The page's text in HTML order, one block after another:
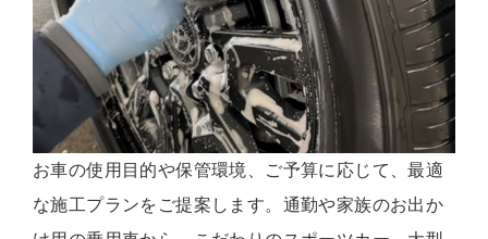
お車の使用目的や保管環境、ご予算に応じて、最適
な施工プランをご提案します。通勤や家族のお出か